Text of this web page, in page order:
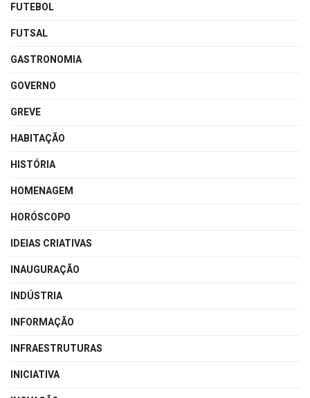
FUTEBOL
FUTSAL
GASTRONOMIA
GOVERNO
GREVE
HABITAÇÃO
HISTÓRIA
HOMENAGEM
HORÓSCOPO
IDEIAS CRIATIVAS
INAUGURAÇÃO
INDÚSTRIA
INFORMAÇÃO
INFRAESTRUTURAS
INICIATIVA